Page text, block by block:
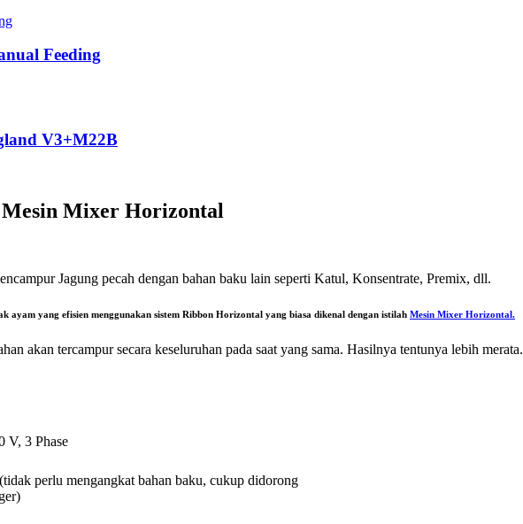
Feeding
V3+M22B
Mixer Horizontal
Jagung pecah dengan bahan baku lain seperti Katul, Konsentrate, Premix, dll.
ayam yang efisien menggunakan sistem Ribbon Horizontal yang biasa dikenal dengan istilah Mesin Mixer Horizontal.
akan tercampur secara keseluruhan pada saat yang sama. Hasilnya tentunya lebih merata.
V, 3 Phase
perlu mengangkat bahan baku, cukup didorong